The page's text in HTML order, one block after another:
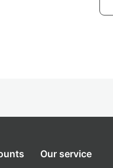
Our service